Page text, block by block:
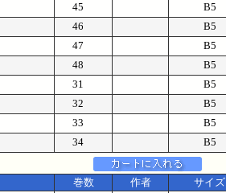
45 B5
46 B5
47 B5
48 B5
31 B5
32 B5
33 B5
34 B5
巻数 作者 サイズ